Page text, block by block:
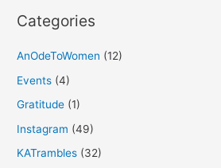
Categories
AnOdeToWomen (12)
Events (4)
Gratitude (1)
Instagram (49)
KATrambles (32)